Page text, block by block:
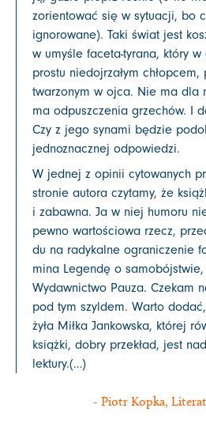
zorien­to­wać się w sytu­acji, bo
igno­ro­wa­ne). Taki świat jest
w umy­śle faceta-tyrana, któ­ry
pro­stu nie­doj­rza­łym
twa­rzo­nym w ojca. Nie ma dla
ma odpusz­cze­nia grze­chów. I
Czy z jego syna­mi będzie
jed­no­znacz­nej odpowiedzi.
W jed­nej z opi­nii cyto­wa­nych
stro­nie auto­ra czy­ta­my, że
i zabaw­na. Ja w niej humo­ru
pew­no war­to­ścio­wa rzecz,
du na rady­kal­ne ogra­ni­cze­nie
mi­na Legen­dę o samo­bój­stwie,
Wydaw­nic­two Pau­za. Cze­kam
pod tym szyl­dem. War­to
ży­ła Mił­ka Jan­kow­ska, któ­rej
książ­ki, dobry prze­kład, jest
lektury.(…)
- Piotr Kopka,